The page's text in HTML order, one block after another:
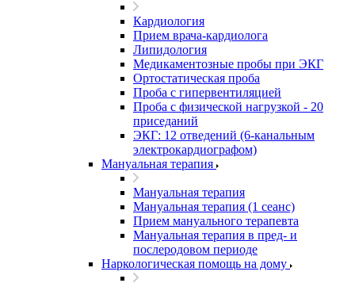
Кардиология
Прием врача-кардиолога
Липидология
Медикаментозные пробы при ЭКГ
Ортостатическая проба
Проба с гипервентиляцией
Проба с физической нагрузкой - 20
приседаний
ЭКГ: 12 отведений (6-канальным
электрокардиографом)
Мануальная терапия
Мануальная терапия
Мануальная терапия (1 сеанс)
Прием мануального терапевта
Мануальная терапия в пред- и
послеродовом периоде
Наркологическая помощь на дому